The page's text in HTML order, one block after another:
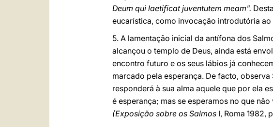
Deum qui laetificat juventutem meam".
eucarística, como invocação introdutória
5. A lamentação inicial da antífona dos
alcançou o templo de Deus, ainda está
encontro futuro e os seus lábios já
marcado pela esperança. De facto,
responderá à sua alma aquele que por ela
é esperança; mas se esperamos no que
(Exposição sobre os Salmos I, Roma 1982,